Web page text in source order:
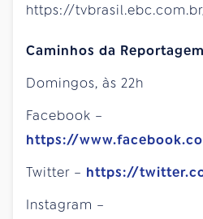
https://
Caminhos da Reportagem
Domingos, às 22h
Facebook –
https://
Twitter – https://
Instagram –